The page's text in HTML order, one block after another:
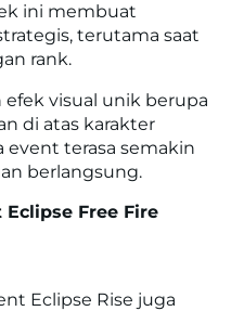
ini membuat
terutama saat
rank.
visual unik berupa
di atas karakter
event terasa semakin
berlangsung.
Free Fire
Eclipse Rise juga